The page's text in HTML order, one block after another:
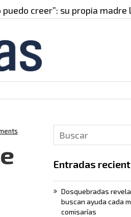
creer”: su propia madre lo…
Entradas
Dosquebradas
buscan ayuda cada
comisarías